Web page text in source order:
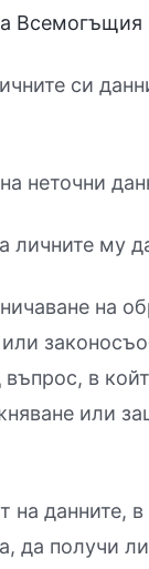
Всемогъщия
си
неточни
личните му
на
в
или
на данните,
да получи